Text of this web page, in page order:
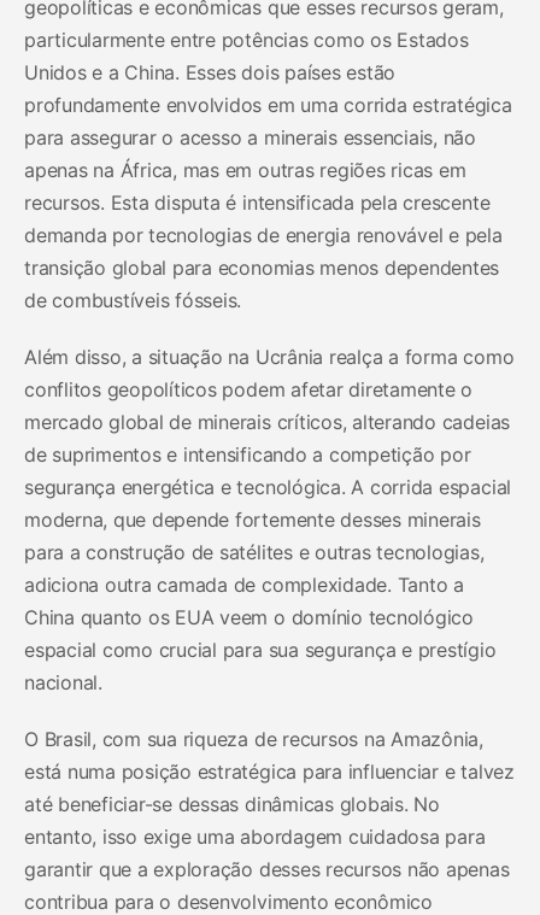
geopolíticas e econômicas que esses recursos geram,
particularmente entre potências como os Estados
Unidos e a China. Esses dois países estão
profundamente envolvidos em uma corrida estratégica
para assegurar o acesso a minerais essenciais, não
apenas na África, mas em outras regiões ricas em
recursos. Esta disputa é intensificada pela crescente
demanda por tecnologias de energia renovável e pela
transição global para economias menos dependentes
de combustíveis fósseis.
Além disso, a situação na Ucrânia realça a forma como
conflitos geopolíticos podem afetar diretamente o
mercado global de minerais críticos, alterando cadeias
de suprimentos e intensificando a competição por
segurança energética e tecnológica. A corrida espacial
moderna, que depende fortemente desses minerais
para a construção de satélites e outras tecnologias,
adiciona outra camada de complexidade. Tanto a
China quanto os EUA veem o domínio tecnológico
espacial como crucial para sua segurança e prestígio
nacional.
O Brasil, com sua riqueza de recursos na Amazônia,
está numa posição estratégica para influenciar e talvez
até beneficiar-se dessas dinâmicas globais. No
entanto, isso exige uma abordagem cuidadosa para
garantir que a exploração desses recursos não apenas
contribua para o desenvolvimento econômico